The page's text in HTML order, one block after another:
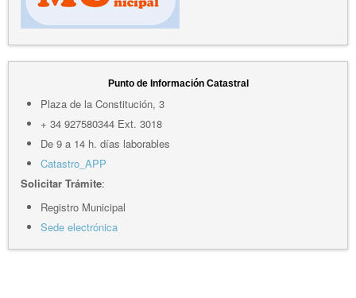
Punto de Información Catastral
Plaza de la Constitución, 3
+ 34 927580344 Ext. 3018
De 9 a 14 h. días laborables
Catastro_APP
Solicitar Trámite:
Registro Municipal
Sede electrónica